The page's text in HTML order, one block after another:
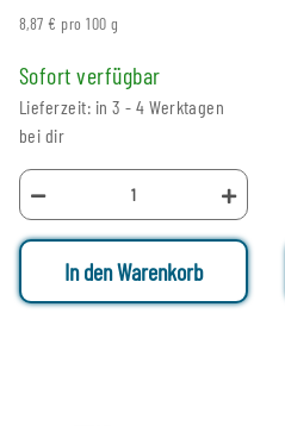
8,87 € pro 100 g
Sofort verfügbar
Lieferzeit: in 3 - 4 Werktagen
bei dir
In den Warenkorb